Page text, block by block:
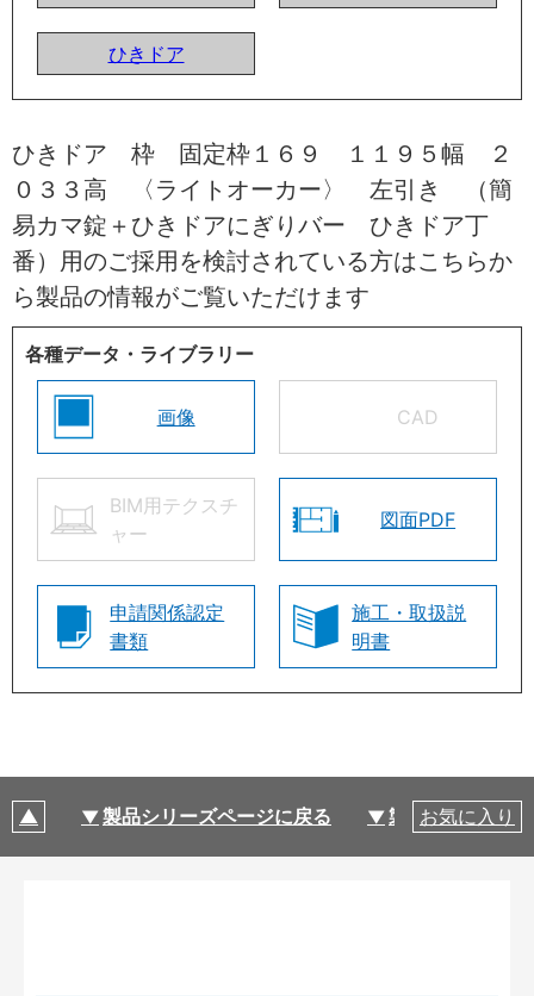
ひきドア
ひきドア 枠 固定枠１６９ １１９５幅 ２
０３３高 〈ライトオーカー〉 左引き （簡
易カマ錠＋ひきドアにぎりバー ひきドア丁
番）用のご採用を検討されている方はこちらか
ら製品の情報がご覧いただけます
各種データ・ライブラリー
画像 CAD
BIM用テクスチ
ャー
図面PDF
申請関係認定
書類
施工・取扱説
明書
製品シリーズページに戻る 製品仕様
お気に入り